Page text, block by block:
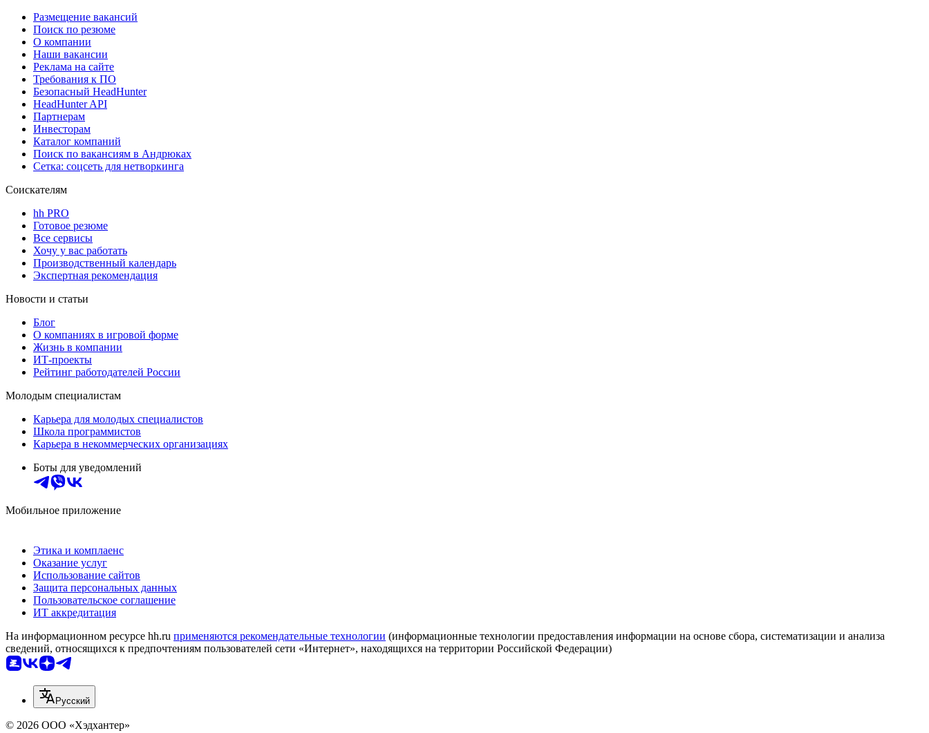
Размещение вакансий
Поиск по резюме
О компании
Наши вакансии
Реклама на сайте
Требования к ПО
Безопасный HeadHunter
HeadHunter API
Партнерам
Инвесторам
Каталог компаний
Поиск по вакансиям в Андрюках
Сетка: соцсеть для нетворкинга
Соискателям
hh PRO
Готовое резюме
Все сервисы
Хочу у вас работать
Производственный календарь
Экспертная рекомендация
Новости и статьи
Блог
О компаниях в игровой форме
Жизнь в компании
ИТ-проекты
Рейтинг работодателей России
Молодым специалистам
Карьера для молодых специалистов
Школа программистов
Карьера в некоммерческих организациях
Боты для уведомлений
Мобильное приложение
Этика и комплаенс
Оказание услуг
Использование сайтов
Защита персональных данных
Пользовательское соглашение
ИТ аккредитация
На информационном ресурсе hh.ru применяются рекомендательные технологии (информационные технологии предоставления информации на основе сбора, систематизации и анализа
сведений, относящихся к предпочтениям пользователей сети «Интернет», находящихся на территории Российской Федерации)
Русский
© 2026 ООО «Хэдхантер»